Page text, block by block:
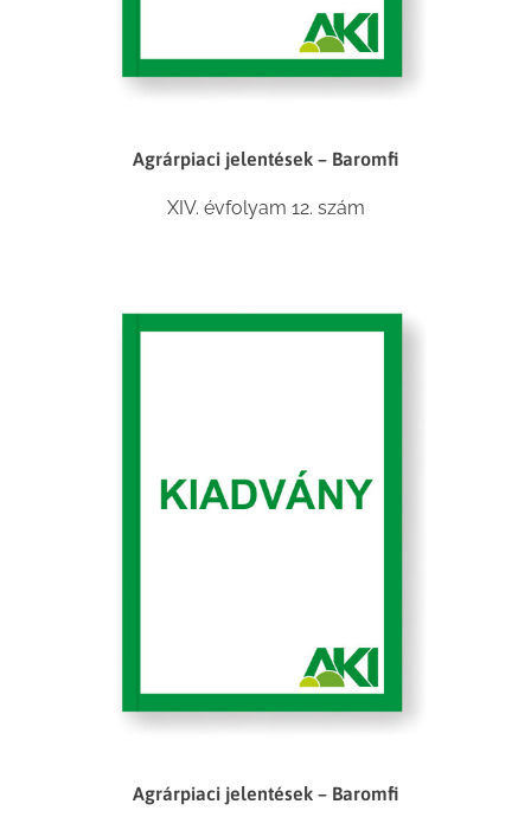
Agrárpiaci jelentések – Baromfi
XIV. évfolyam 12. szám
Agrárpiaci jelentések – Baromfi